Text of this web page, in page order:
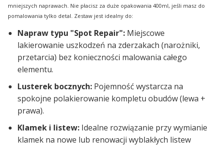
mniejszych naprawach. Nie płacisz za duże opakowania 400ml, jeśli masz do
pomalowania tylko detal. Zestaw jest idealny do:
Napraw typu "Spot Repair": Miejscowe
lakierowanie uszkodzeń na zderzakach (narożniki,
przetarcia) bez konieczności malowania całego
elementu.
Lusterek bocznych: Pojemność wystarcza na
spokojne polakierowanie kompletu obudów (lewa +
prawa).
Klamek i listew: Idealne rozwiązanie przy wymianie
klamek na nowe lub renowacji wyblakłych listew